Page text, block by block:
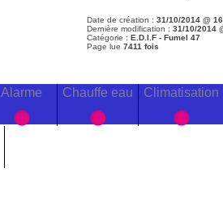
Date de création : 31/10/2014 @
Dernière modification : 31/10/2014
Catégorie : E.D.I.F - Fumel 47
Page lue 7411 fois
Alarme Chauffe eau Climatisation